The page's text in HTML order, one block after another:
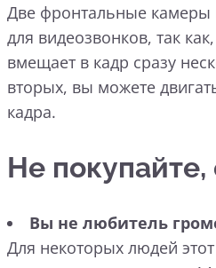
Две фронтальные камеры
для видеозвонков, так
вмещает в кадр сразу
вторых, вы можете
кадра.
Не покупайте,
Вы не любитель
Для некоторых людей